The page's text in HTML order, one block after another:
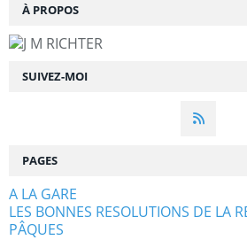
SUIVEZ-MOI
À PROPOS
PAGES
A LA GARE
LES BONNES RESOLUTIONS DE LA
PÂQUES